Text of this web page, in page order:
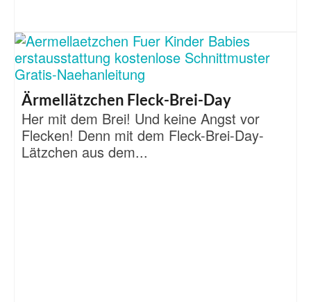
Ärmellätzchen Fleck-Brei-Day
Her mit dem Brei! Und keine Angst vor
Flecken! Denn mit dem Fleck-Brei-Day-
Lätzchen aus dem...